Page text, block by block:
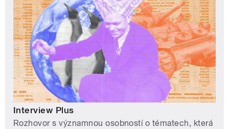
Interview Plus
Rozhovor s významnou osobností o tématech, která